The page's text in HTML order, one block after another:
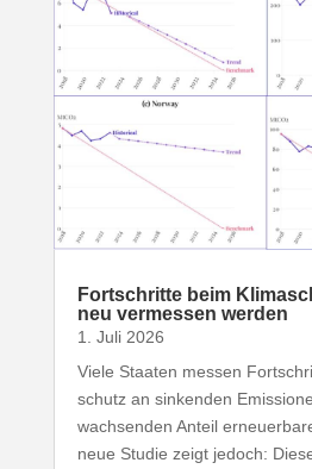
Fort­schritte beim
neu vermessen werden
1. Juli 2026
Viele Staaten messen
schutz an sinkenden
wach­senden Anteil
neue Studie zeigt jedoch: